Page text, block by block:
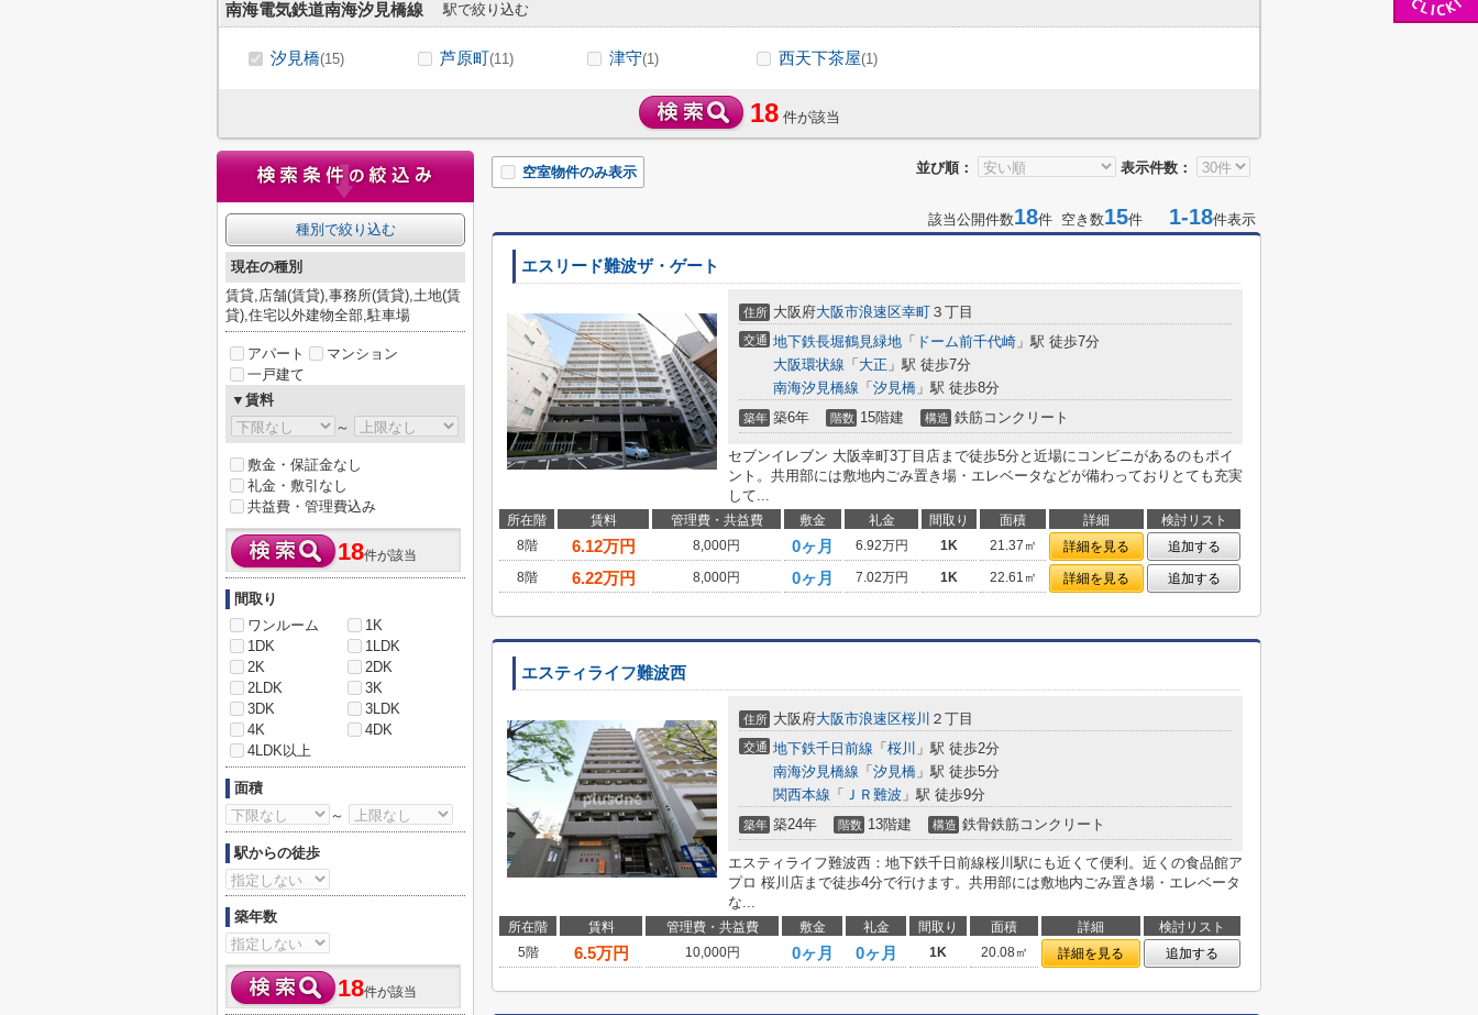
南海電気鉄道南海汐見橋線 駅で絞り込む
汐見橋(15) 芦原町(11) 津守(1) 西天下茶屋(1)
18 件が該当
並び順： 表示件数：
空室物件のみ表示
該当公開件数18件 空き数15件 1-18件表示
エスリード難波ザ・ゲート
住所 大阪府大阪市浪速区幸町 ３丁目
交通 地下鉄長堀鶴見緑地 「 ドーム前千代崎 」駅 徒歩7分
大阪環状線 「 大正 」駅 徒歩7分
南海汐見橋線 「 汐見橋 」駅 徒歩8分
築年 築6年 階数 15階建 構造 鉄筋コンクリート
セブンイレブン 大阪幸町3丁目店まで徒歩5分と近場にコンビニがあるのもポイ
ント。共用部には敷地内ごみ置き場・エレベータなどが備わっておりとても充実
して...
所在階 賃料 管理費・共益費 敷金 礼金 間取り 面積 詳細
検討リスト
8階
6.12万円 8,000円 0ヶ月 6.92万円 1K 21.37㎡ 詳細を見る
追加する
8階
6.22万円 8,000円 0ヶ月 7.02万円 1K 22.61㎡ 詳細を見る 追加する
エスティライフ難波西
住所 大阪府大阪市浪速区桜川 ２丁目
交通 地下鉄千日前線 「 桜川 」駅 徒歩2分
南海汐見橋線 「 汐見橋 」駅 徒歩5分
関西本線 「 ＪＲ難波 」駅 徒歩9分
築年 築24年 階数 13階建 構造 鉄骨鉄筋コンクリート
エスティライフ難波西：地下鉄千日前線桜川駅にも近くて便利。近くの食品館ア
プロ 桜川店まで徒歩4分で行けます。共用部には敷地内ごみ置き場・エレベータ
な...
所在階 賃料 管理費・共益費 敷金 礼金 間取り 面積 詳細
検討リスト
5階
6.5万円 10,000円 0ヶ月 0ヶ月 1K 20.08㎡ 詳細を見る 追加する
種別で絞り込む
現在の種別
賃貸,店舗(賃貸),事務所(賃貸),土地(賃
貸),住宅以外建物全部,駐車場
アパート
マンション
一戸建て
▼賃料
～
敷金・保証金なし
礼金・敷引なし
共益費・管理費込み
18件が該当
間取り
ワンルーム
1K
1DK
1LDK
2K
2DK
2LDK
3K
3DK
3LDK
4K
4DK
4LDK以上
面積
～
駅からの徒歩
築年数
18件が該当